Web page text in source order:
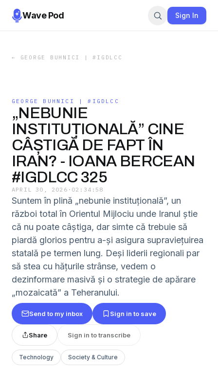
Wave Pod Sign In
← GEORGE BUHNICI | #IGDLCC
GEORGE BUHNICI | #IGDLCC
„NEBUNIE
INSTITUȚIONALĂ” CINE
CÂȘTIGĂ DE FAPT ÎN
IRAN? - IOANA BERCEAN
#IGDLCC 325
APRIL 30, 2026 · 02:34:58
Suntem în plină „nebunie instituțională”, un
război total în Orientul Mijlociu unde Iranul știe
că nu poate câștiga, dar simte că trebuie să
piardă glorios pentru a-și asigura supraviețuirea
statală pe termen lung. Deși liderii regionali par
să stea cu hățurile strânse, vedem o
dezinformare masivă și o strategie de apărare
„mozaicată” a Teheranului.
Send to my inbox Sign in to save
Share Sign in to transcribe
Technology Society & Culture